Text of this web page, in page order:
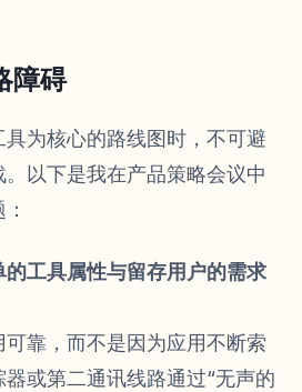
障碍
为核心的路线图时，不可避
以下是我在产品策略会议中
工具属性与留存用户的需求
靠，而不是因为应用不断索
或第二通讯线路通过“无声的